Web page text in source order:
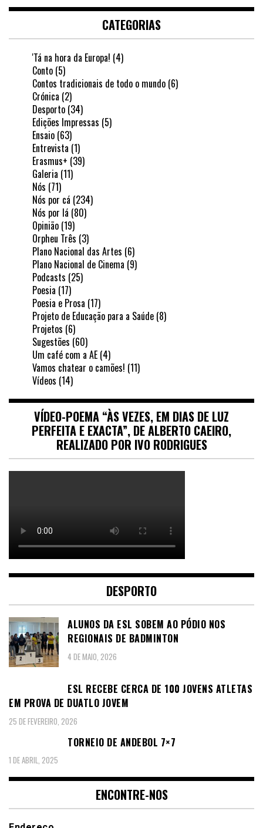
CATEGORIAS
'Tá na hora da Europa! (4)
Conto (5)
Contos tradicionais de todo o mundo (6)
Crónica (2)
Desporto (34)
Edições Impressas (5)
Ensaio (63)
Entrevista (1)
Erasmus+ (39)
Galeria (11)
Nós (71)
Nós por cá (234)
Nós por lá (80)
Opinião (19)
Orpheu Três (3)
Plano Nacional das Artes (6)
Plano Nacional de Cinema (9)
Podcasts (25)
Poesia (17)
Poesia e Prosa (17)
Projeto de Educação para a Saúde (8)
Projetos (6)
Sugestões (60)
Um café com a AE (4)
Vamos chatear o camões! (11)
Vídeos (14)
VÍDEO-POEMA “ÀS VEZES, EM DIAS DE LUZ
PERFEITA E EXACTA”, DE ALBERTO CAEIRO,
REALIZADO POR IVO RODRIGUES
DESPORTO
ALUNOS DA ESL SOBEM AO PÓDIO NOS
REGIONAIS DE BADMINTON
4 DE MAIO, 2026
ESL RECEBE CERCA DE 100 JOVENS ATLETAS
EM PROVA DE DUATLO JOVEM
25 DE FEVEREIRO, 2026
TORNEIO DE ANDEBOL 7×7
1 DE ABRIL, 2025
ENCONTRE-NOS